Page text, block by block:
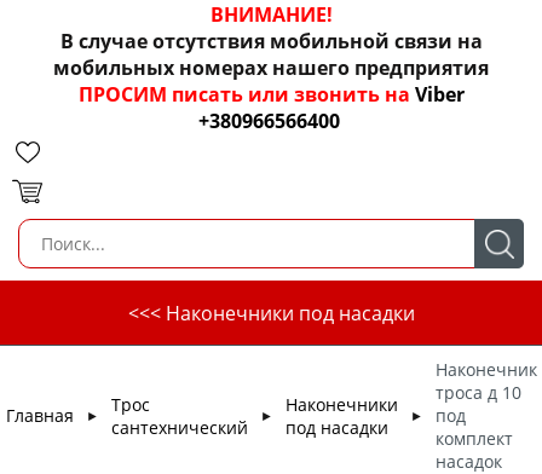
ВНИМАНИЕ!
В случае отсутствия мобильной связи на
мобильных номерах нашего предприятия
ПРОСИМ писать или звонить на Viber
+380966566400
<<< Наконечники под насадки
Главная ►
Трос
сантехнический
►
Наконечники
под насадки
►
Наконечник
троса д 10
под
комплект
насадок